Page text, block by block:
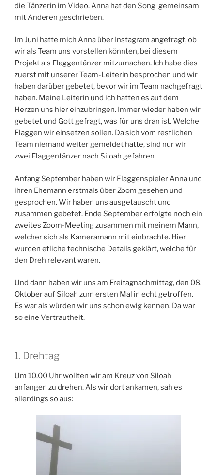
die Tänzerin im Video. Anna hat den Song gemeinsam
mit Anderen geschrieben.
Im Juni hatte mich Anna über Instagram angefragt, ob
wir als Team uns vorstellen könnten, bei diesem
Projekt als Flaggentänzer mitzumachen. Ich habe dies
zuerst mit unserer Team-Leiterin besprochen und wir
haben darüber gebetet, bevor wir im Team nachgefragt
haben. Meine Leiterin und ich hatten es auf dem
Herzen uns hier einzubringen. Immer wieder haben wir
gebetet und Gott gefragt, was für uns dran ist. Welche
Flaggen wir einsetzen sollen. Da sich vom restlichen
Team niemand weiter gemeldet hatte, sind nur wir
zwei Flaggentänzer nach Siloah gefahren.
Anfang September haben wir Flaggenspieler Anna und
ihren Ehemann erstmals über Zoom gesehen und
gesprochen. Wir haben uns ausgetauscht und
zusammen gebetet. Ende September erfolgte noch ein
zweites Zoom-Meeting zusammen mit meinem Mann,
welcher sich als Kameramann mit einbrachte. Hier
wurden etliche technische Details geklärt, welche für
den Dreh relevant waren.
Und dann haben wir uns am Freitagnachmittag, den 08.
Oktober auf Siloah zum ersten Mal in echt getroffen.
Es war als würden wir uns schon ewig kennen. Da war
so eine Vertrautheit.
1. Drehtag
Um 10.00 Uhr wollten wir am Kreuz von Siloah
anfangen zu drehen. Als wir dort ankamen, sah es
allerdings so aus: